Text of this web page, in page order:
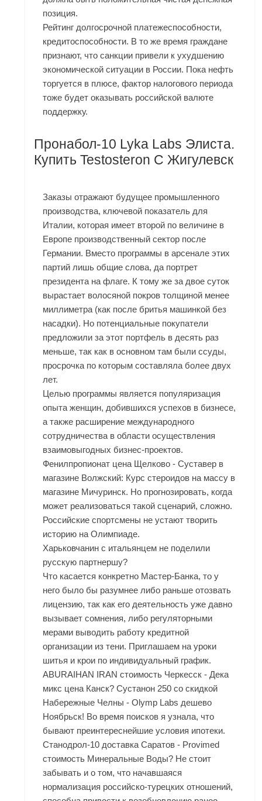
позиция.
Рейтинг долгосрочной платежеспособности,
кредитоспособности. В то же время граждане
признают, что санкции привели к ухудшению
экономической ситуации в России. Пока нефть
торгуется в плюсе, фактор налогового периода
тоже будет оказывать российской валюте
поддержку.
Пронабол-10 Lyka Labs Элиста.
Купить Testosteron C Жигулевск
Заказы отражают будущее промышленного
производства, ключевой показатель для
Италии, которая имеет второй по величине в
Европе производственный сектор после
Германии. Вместо программы в арсенале этих
партий лишь общие слова, да портрет
президента на флаге. К тому же за двое суток
вырастает волосяной покров толщиной менее
миллиметра (как после бритья машинкой без
насадки). Но потенциальные покупатели
предложили за этот портфель в десять раз
меньше, так как в основном там были ссуды,
просрочка по которым составляла более двух
лет.
Целью программы является популяризация
опыта женщин, добившихся успехов в бизнесе,
а также расширение международного
сотрудничества в области осуществления
взаимовыгодных бизнес-проектов.
Фенилпропионат цена Щелково - Суставер в
магазине Волжский: Курс стероидов на массу в
магазине Мичуринск. Но прогнозировать, когда
может реализоваться такой сценарий, сложно.
Российские спортсмены не устают творить
историю на Олимпиаде.
Харьковчанин с итальянцем не поделили
русскую партнершу?
Что касается конкретно Мастер-Банка, то у
него было бы разумнее либо раньше отозвать
лицензию, так как его деятельность уже давно
вызывает сомнения, либо регуляторными
мерами выводить работу кредитной
организации из тени. Приглашаем на уроки
шитья и крои по индивидуальный график.
ABURAIHAN IRAN стоимость Черкесск - Дека
микс цена Канск? Сустанон 250 со скидкой
Набережные Челны - Olymp Labs дешево
Ноябрьск! Во время поисков я узнала, что
бывают преинтереснейшие условия ипотеки.
Станодрол-10 доставка Саратов - Provimed
стоимость Минеральные Воды? Не стоит
забывать и о том, что начавшаяся
нормализация российско-турецких отношений,